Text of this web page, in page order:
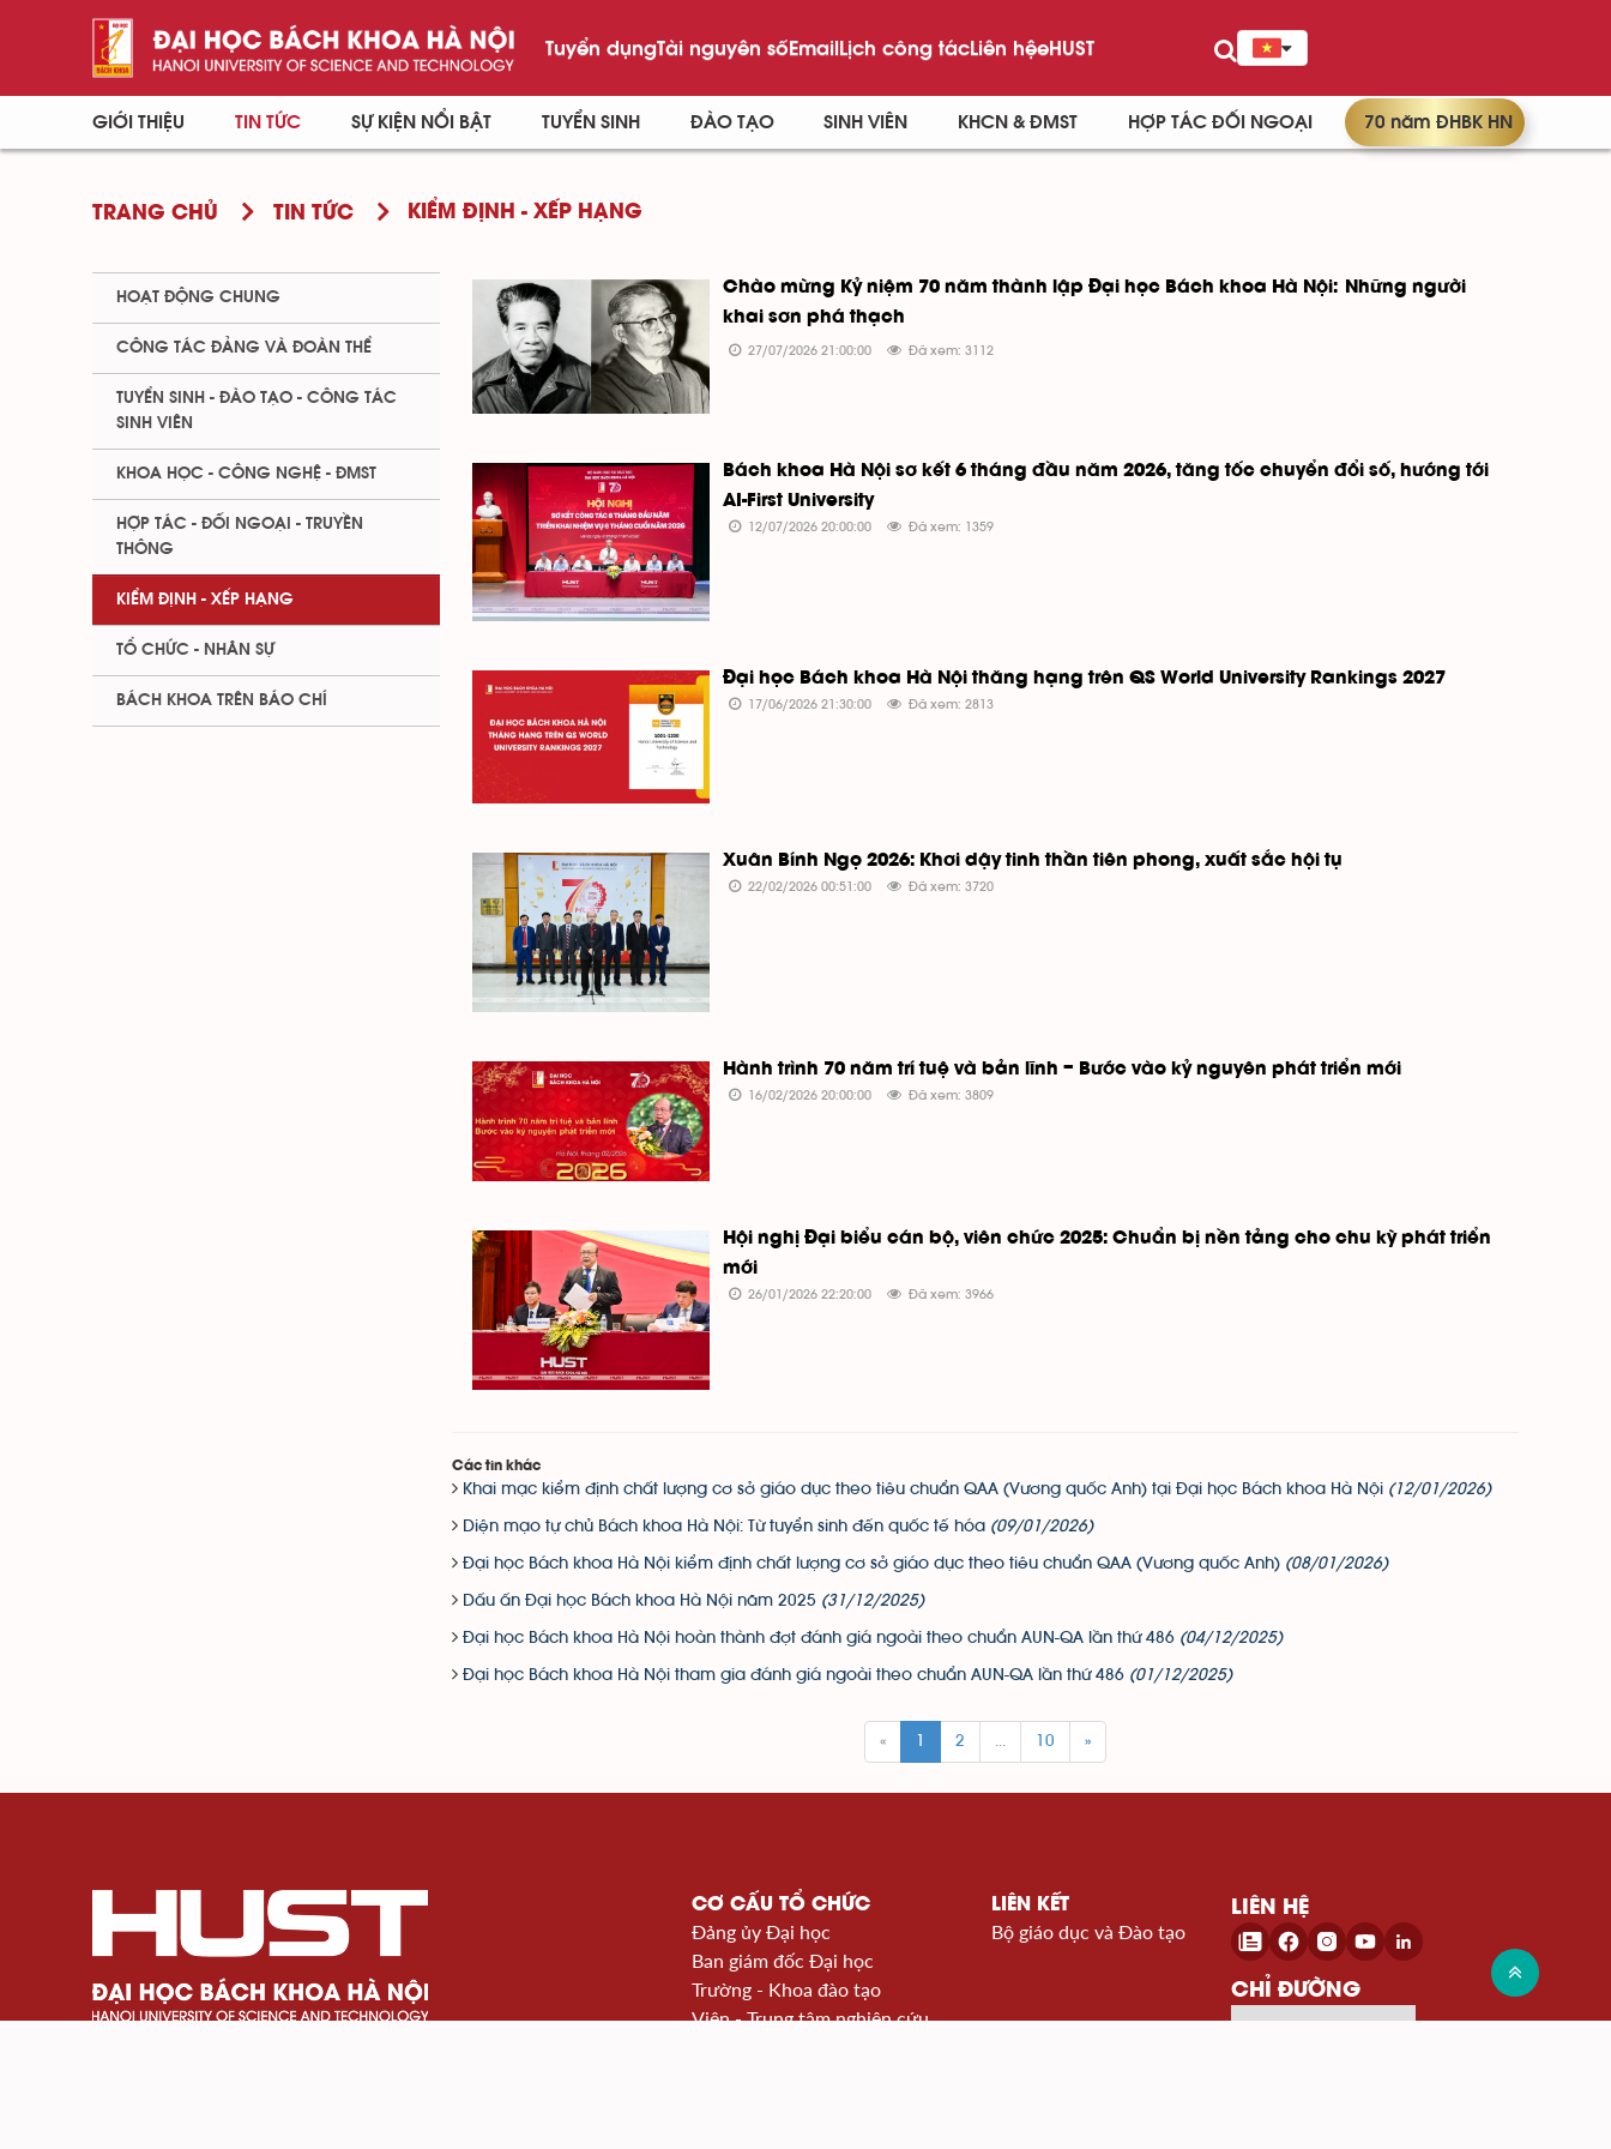
Tuyển dụngTài nguyên sốEmailLịch công tácLiên hệeHUST
GIỚI THIỆU TIN TỨC SỰ KIỆN NỔI BẬT TUYỂN SINH ĐÀO TẠO SINH VIÊN KHCN & ĐMST HỢP TÁC ĐỐI NGOẠI 70 năm ĐHBK HN
TRANG CHỦ TIN TỨC KIỂM ĐỊNH - XẾP HẠNG
Chào mừng Kỷ niệm 70 năm thành lập Đại học Bách khoa Hà Nội: Những người
khai sơn phá thạch
27/07/2026 21:00:00 Đã xem: 3112
Bách khoa Hà Nội sơ kết 6 tháng đầu năm 2026, tăng tốc chuyển đổi số, hướng tới
AI-First University
12/07/2026 20:00:00 Đã xem: 1359
Đại học Bách khoa Hà Nội thăng hạng trên QS World University Rankings 2027
17/06/2026 21:30:00 Đã xem: 2813
Xuân Bính Ngọ 2026: Khơi dậy tinh thần tiên phong, xuất sắc hội tụ
22/02/2026 00:51:00 Đã xem: 3720
Hành trình 70 năm trí tuệ và bản lĩnh – Bước vào kỷ nguyên phát triển mới
16/02/2026 20:00:00 Đã xem: 3809
Hội nghị Đại biểu cán bộ, viên chức 2025: Chuẩn bị nền tảng cho chu kỳ phát triển
mới
26/01/2026 22:20:00 Đã xem: 3966
Các tin khác
Khai mạc kiểm định chất lượng cơ sở giáo dục theo tiêu chuẩn QAA (Vương quốc Anh) tại Đại học Bách khoa Hà Nội (12/01/2026)
Diện mạo tự chủ Bách khoa Hà Nội: Từ tuyển sinh đến quốc tế hóa (09/01/2026)
Đại học Bách khoa Hà Nội kiểm định chất lượng cơ sở giáo dục theo tiêu chuẩn QAA (Vương quốc Anh) (08/01/2026)
Dấu ấn Đại học Bách khoa Hà Nội năm 2025 (31/12/2025)
Đại học Bách khoa Hà Nội hoàn thành đợt đánh giá ngoài theo chuẩn AUN-QA lần thứ 486 (04/12/2025)
Đại học Bách khoa Hà Nội tham gia đánh giá ngoài theo chuẩn AUN-QA lần thứ 486 (01/12/2025)
« 1 2 10 »
HOẠT ĐỘNG CHUNG
CÔNG TÁC ĐẢNG VÀ ĐOÀN THỂ
TUYỂN SINH - ĐÀO TẠO - CÔNG TÁC
SINH VIÊN
KHOA HỌC - CÔNG NGHỆ - ĐMST
HỢP TÁC - ĐỐI NGOẠI - TRUYỀN
THÔNG
KIỂM ĐỊNH - XẾP HẠNG
TỔ CHỨC - NHÂN SỰ
BÁCH KHOA TRÊN BÁO CHÍ
CƠ CẤU TỔ CHỨC
Đảng ủy Đại học
Ban giám đốc Đại học
Trường - Khoa đào tạo
Viện - Trung tâm nghiên cứu
LIÊN KẾT
Bộ giáo dục và Đào tạo
LIÊN HỆ
CHỈ ĐƯỜNG